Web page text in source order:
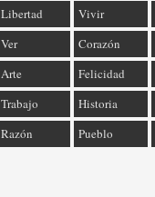
Libertad Vivir
Ver Corazón
Arte Felicidad
Trabajo Historia
Razón Pueblo